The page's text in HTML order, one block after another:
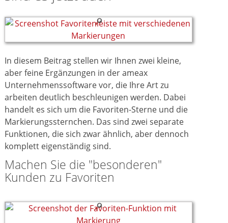
In diesem Beitrag stellen wir Ihnen zwei kleine,
aber feine Ergänzungen in der ameax
Unternehmenssoftware vor, die Ihre Art zu
arbeiten deutlich beschleunigen werden. Dabei
handelt es sich um die Favoriten-Sterne und die
Markierungssternchen. Das sind zwei separate
Funktionen, die sich zwar ähnlich, aber dennoch
komplett eigenständig sind.
Machen Sie die "besonderen"
Kunden zu Favoriten